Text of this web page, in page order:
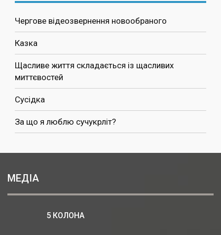
Чергове відеозвернення новообраного
Казка
Щасливе життя складається із щасливих
миттєвостей
Сусідка
За що я люблю сучукрліт?
МЕДІА
5 КОЛОНА